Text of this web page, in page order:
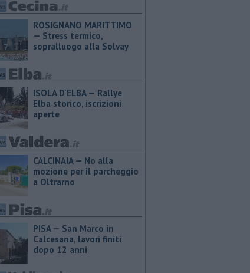
ROSIGNANO MARITTIMO
— Stress termico,
sopralluogo alla Solvay
ISOLA D'ELBA — Rallye
Elba storico, iscrizioni
aperte
CALCINAIA — No alla
mozione per il parcheggio
a Oltrarno
PISA — San Marco in
Calcesana, lavori finiti
dopo 12 anni